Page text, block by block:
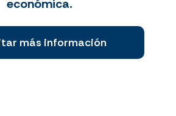
económica.
más información